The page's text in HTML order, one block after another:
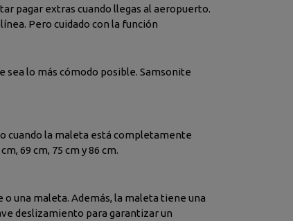
pagar extras cuando llegas al aeropuerto.
Pero cuidado con la función
sea lo más cómodo posible. Samsonite
cuando la maleta está completamente
69 cm, 75 cm y 86 cm.
o una maleta. Además, la maleta tiene una
deslizamiento para garantizar un